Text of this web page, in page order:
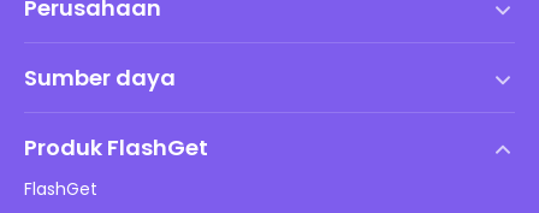
Perusahaan
Perjanjian Lisensi Pengguna Akhir
Kebijakan DMCA
Kebijakan Privasi
Sumber daya
Produk FlashGet
FlashGet